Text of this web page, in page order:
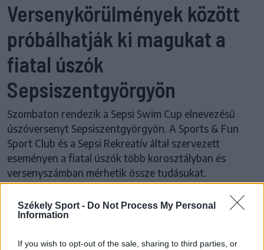
Székely Sport - Do Not Process My Personal
Information
If you wish to opt-out of the sale, sharing to third parties, or
Versenykörülmények között
próbálhatják ki magukat a
fiatal úszók
Sepsiszentgyörgyön
Szombaton rendezik a Sepsi Swim Cup elnevezésű
úszóversenyt Sepsiszentgyörgyön. A Sports & Fun
Sport Club és a Sepsi Rekreatív által szervezett
eseményen a fiatal úszók több korosztályban és
versenyszámban mérhetik össze tudásukat.